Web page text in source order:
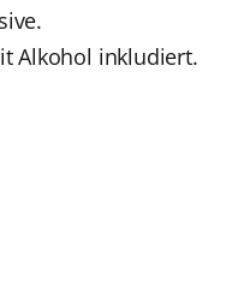
Alkohol inkludiert.